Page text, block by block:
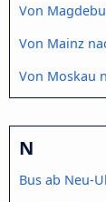
Von
Von Mainz
Von Moskau
N
Bus ab Neu-